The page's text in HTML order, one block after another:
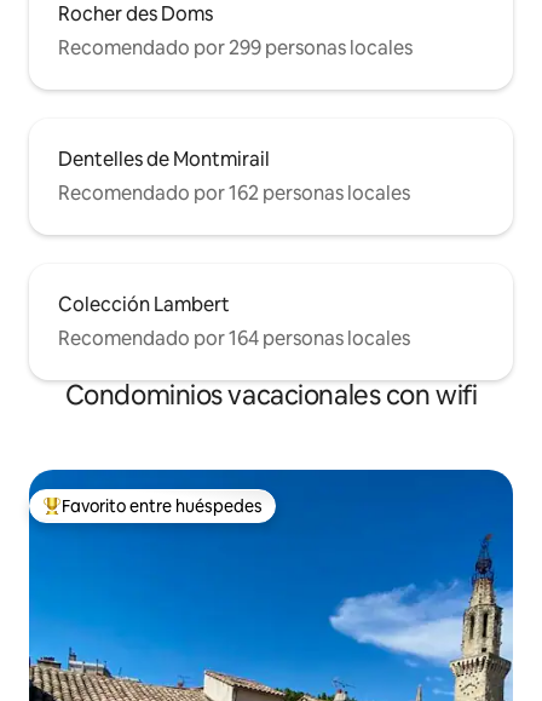
Rocher des Doms
Recomendado por 299 personas locales
Dentelles de Montmirail
Recomendado por 162 personas locales
Colección Lambert
Recomendado por 164 personas locales
Condominios vacacionales con wifi
Favorito entre huéspedes preferido
Favorito entre huéspedes